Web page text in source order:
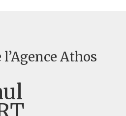
Athos